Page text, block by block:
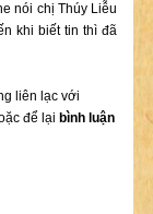
nói chị Thúy Liễu
khi biết tin thì đã
liên lạc với
để lại bình luận